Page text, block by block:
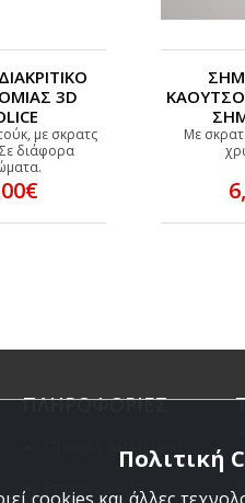
3D
με σκρατς
διάφορα
Με
ΠΛΗΡΟΦΟΡΙΕΣ
Προφιλ ARMYland
Επικοινωνια
Πολιτική
cookies και άλλες